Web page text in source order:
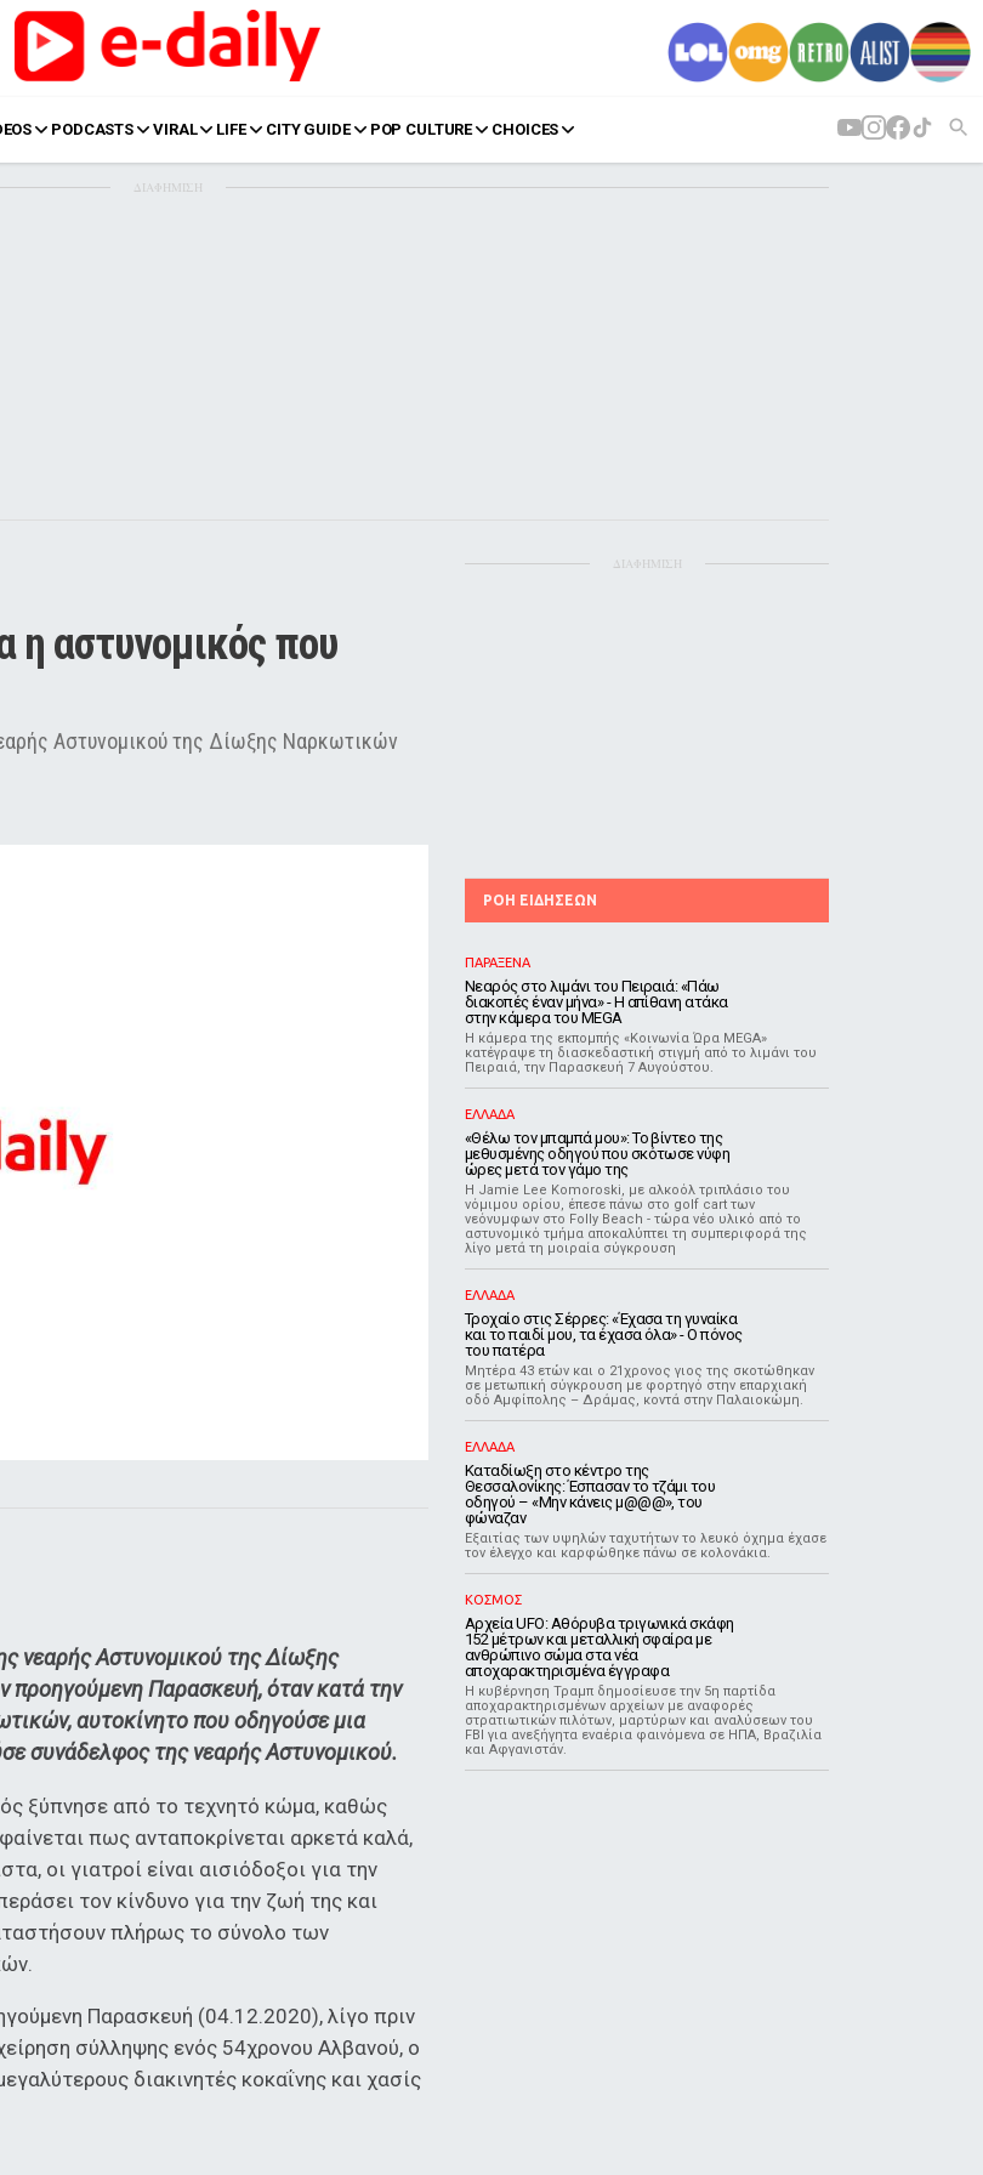
PODCASTS VIRAL LIFE CITY GUIDE POP CULTURE CHOICES
ΔΙΑΦΗΜΙΣΗ
η αστυνομικός που
Αστυνομικού της Δίωξης Ναρκωτικών
νεαρής Αστυνομικού της Δίωξης
προηγούμενη Παρασκευή, όταν κατά την
αυτοκίνητο που οδηγούσε μια
συνάδελφος της νεαρής Αστυνομικού.
ξύπνησε από το τεχνητό κώμα, καθώς
πως ανταποκρίνεται αρκετά καλά,
οι γιατροί είναι αισιόδοξοι για την
τον κίνδυνο για την ζωή της και
πλήρως το σύνολο των
Παρασκευή (04.12.2020), λίγο πριν
σύλληψης ενός 54χρονου Αλβανού, ο
διακινητές κοκαΐνης και χασίς
ΔΙΑΦΗΜΙΣΗ
ΡΟΗ ΕΙΔΗΣΕΩΝ
ΠΑΡΑΞΕΝΑ
Νεαρός στο λιμάνι του Πειραιά: «Πάω
διακοπές έναν μήνα» - Η απίθανη ατάκα
στην κάμερα του MEGA
Η κάμερα της εκπομπής «Κοινωνία Ώρα MEGA»
κατέγραψε τη διασκεδαστική στιγμή από το λιμάνι του
Πειραιά, την Παρασκευή 7 Αυγούστου.
ΕΛΛΑΔΑ
«Θέλω τον μπαμπά μου»: Το βίντεο της
μεθυσμένης οδηγού που σκότωσε νύφη
ώρες μετά τον γάμο της
Η Jamie Lee Komoroski, με αλκοόλ τριπλάσιο του
νόμιμου ορίου, έπεσε πάνω στο golf cart των
νεόνυμφων στο Folly Beach - τώρα νέο υλικό από το
αστυνομικό τμήμα αποκαλύπτει τη συμπεριφορά της
λίγο μετά τη μοιραία σύγκρουση
ΕΛΛΑΔΑ
Τροχαίο στις Σέρρες: «Έχασα τη γυναίκα
και το παιδί μου, τα έχασα όλα» - Ο πόνος
του πατέρα
Μητέρα 43 ετών και ο 21χρονος γιος της σκοτώθηκαν
σε μετωπική σύγκρουση με φορτηγό στην επαρχιακή
οδό Αμφίπολης – Δράμας, κοντά στην Παλαιοκώμη.
ΕΛΛΑΔΑ
Καταδίωξη στο κέντρο της
Θεσσαλονίκης: Έσπασαν το τζάμι του
οδηγού – «Μην κάνεις μ@@@», του
φώναζαν
Εξαιτίας των υψηλών ταχυτήτων το λευκό όχημα έχασε
τον έλεγχο και καρφώθηκε πάνω σε κολονάκια.
ΚΟΣΜΟΣ
Αρχεία UFO: Αθόρυβα τριγωνικά σκάφη
152 μέτρων και μεταλλική σφαίρα με
ανθρώπινο σώμα στα νέα
αποχαρακτηρισμένα έγγραφα
Η κυβέρνηση Τραμπ δημοσίευσε την 5η παρτίδα
αποχαρακτηρισμένων αρχείων με αναφορές
στρατιωτικών πιλότων, μαρτύρων και αναλύσεων του
FBI για ανεξήγητα εναέρια φαινόμενα σε ΗΠΑ, Βραζιλία
και Αφγανιστάν.